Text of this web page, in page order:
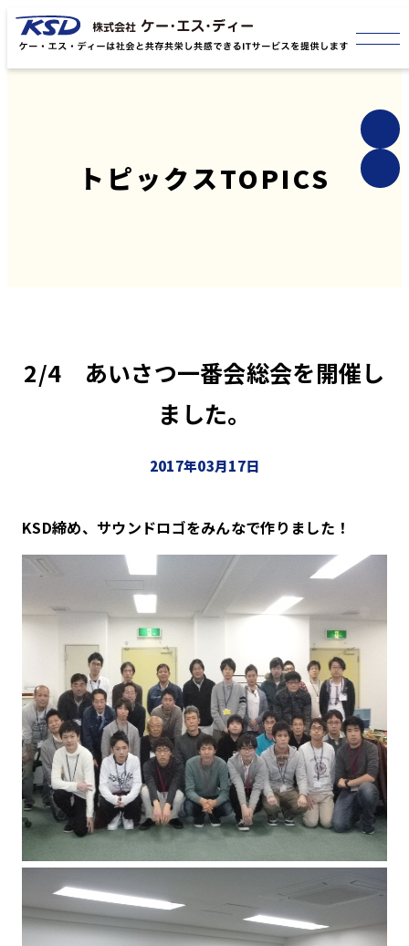
トピックスTOPICS
2/4 あいさつ一番会総会を開催し
ました。
2017年03月17日
KSD締め、サウンドロゴをみんなで作りました！